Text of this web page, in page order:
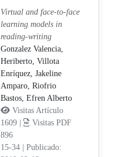
Virtual and face-to-face
learning models in
reading-writing
Gonzalez Valencia,
Heriberto, Villota
Enríquez, Jakeline
Amparo, Riofrio
Bastos, Efren Alberto
Visitas Artículo
1609 |
Visitas PDF
896
15-34
Publicado: